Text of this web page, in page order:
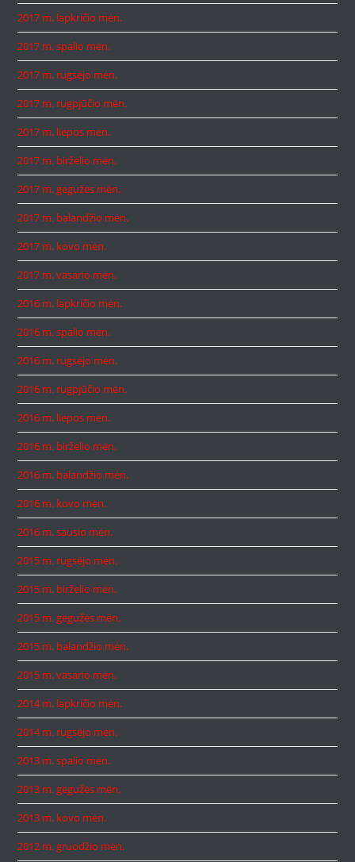
2017 m. lapkričio mėn.
2017 m. spalio mėn.
2017 m. rugsėjo mėn.
2017 m. rugpjūčio mėn.
2017 m. liepos mėn.
2017 m. birželio mėn.
2017 m. gegužės mėn.
2017 m. balandžio mėn.
2017 m. kovo mėn.
2017 m. vasario mėn.
2016 m. lapkričio mėn.
2016 m. spalio mėn.
2016 m. rugsėjo mėn.
2016 m. rugpjūčio mėn.
2016 m. liepos mėn.
2016 m. birželio mėn.
2016 m. balandžio mėn.
2016 m. kovo mėn.
2016 m. sausio mėn.
2015 m. rugsėjo mėn.
2015 m. birželio mėn.
2015 m. gegužės mėn.
2015 m. balandžio mėn.
2015 m. vasario mėn.
2014 m. lapkričio mėn.
2014 m. rugsėjo mėn.
2013 m. spalio mėn.
2013 m. gegužės mėn.
2013 m. kovo mėn.
2012 m. gruodžio mėn.